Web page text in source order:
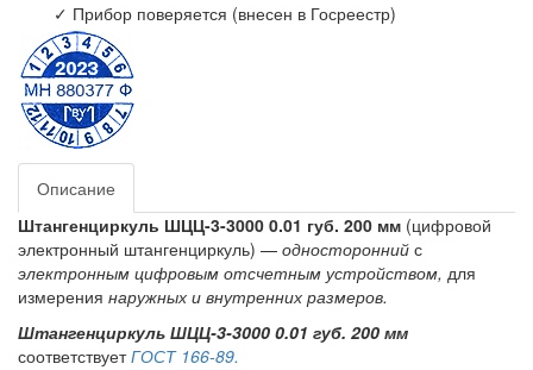
✓ Прибор поверяется (внесен в Госреестр)
Описание
Штангенциркуль ШЦЦ-3-3000 0.01 губ. 200 мм (цифровой
электронный штангенциркуль) — односторонний с
электронным цифровым отсчетным устройством, для
измерения наружных и внутренних размеров.
Штангенциркуль ШЦЦ-3-3000 0.01 губ. 200 мм
соответствуетГОСТ 166-89.